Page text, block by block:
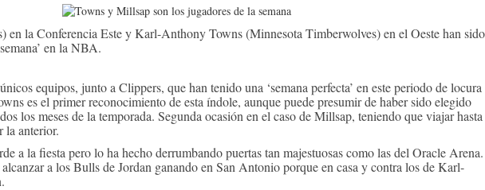
la Conferencia Este y Karl-Anthony Towns (Minnesota Timberwolves) en el Oeste han sido
en la NBA.
equipos, junto a Clippers, que han tenido una ‘semana perfecta’ en este periodo de locura
es el primer reconocimiento de esta índole, aunque puede presumir de haber sido elegido
los meses de la temporada. Segunda ocasión en el caso de Millsap, teniendo que viajar hasta
la anterior.
a la fiesta pero lo ha hecho derrumbando puertas tan majestuosas como las del Oracle Arena.
a los Bulls de Jordan ganando en San Antonio porque en casa y contra los de Karl-